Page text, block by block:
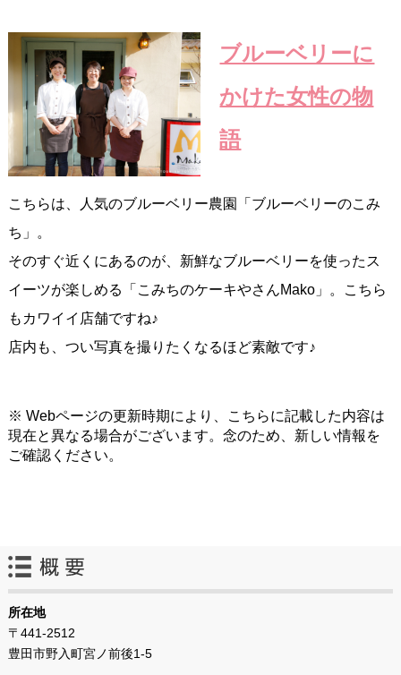
ブルーベリーに
かけた女性の物
語
こちらは、人気のブルーベリー農園「ブルーベリーのこみ
ち」。
そのすぐ近くにあるのが、新鮮なブルーベリーを使ったス
イーツが楽しめる「こみちのケーキやさんMako」。こちら
もカワイイ店舗ですね♪
店内も、つい写真を撮りたくなるほど素敵です♪
※ Webページの更新時期により、こちらに記載した内容は
現在と異なる場合がございます。念のため、新しい情報を
ご確認ください。
所在地
〒441-2512
豊田市野入町宮ノ前後1-5